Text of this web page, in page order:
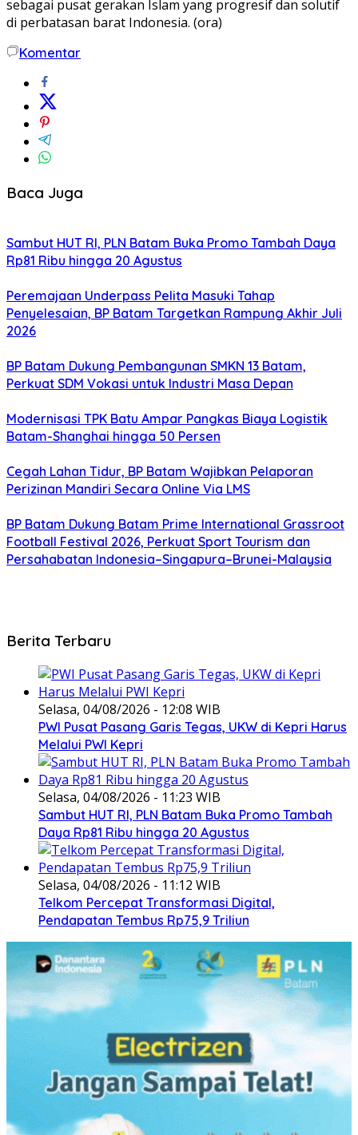
sebagai pusat gerakan Islam yang progresif dan solutif
di perbatasan barat Indonesia. (ora)
Komentar
Baca Juga
Sambut HUT RI, PLN Batam Buka Promo Tambah Daya
Rp81 Ribu hingga 20 Agustus
Peremajaan Underpass Pelita Masuki Tahap
Penyelesaian, BP Batam Targetkan Rampung Akhir Juli
2026
BP Batam Dukung Pembangunan SMKN 13 Batam,
Perkuat SDM Vokasi untuk Industri Masa Depan
Modernisasi TPK Batu Ampar Pangkas Biaya Logistik
Batam-Shanghai hingga 50 Persen
Cegah Lahan Tidur, BP Batam Wajibkan Pelaporan
Perizinan Mandiri Secara Online Via LMS
BP Batam Dukung Batam Prime International Grassroot
Football Festival 2026, Perkuat Sport Tourism dan
Persahabatan Indonesia–Singapura–Brunei-Malaysia
Berita Terbaru
Selasa, 04/08/2026 - 12:08 WIB
PWI Pusat Pasang Garis Tegas, UKW di Kepri Harus
Melalui PWI Kepri
Selasa, 04/08/2026 - 11:23 WIB
Sambut HUT RI, PLN Batam Buka Promo Tambah
Daya Rp81 Ribu hingga 20 Agustus
Selasa, 04/08/2026 - 11:12 WIB
Telkom Percepat Transformasi Digital,
Pendapatan Tembus Rp75,9 Triliun